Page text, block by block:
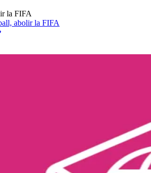
la FIFA
abolir la FIFA